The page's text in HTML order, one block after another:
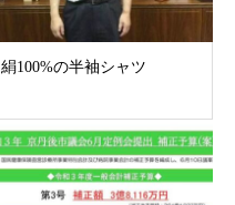
絹100%の半袖シャツ